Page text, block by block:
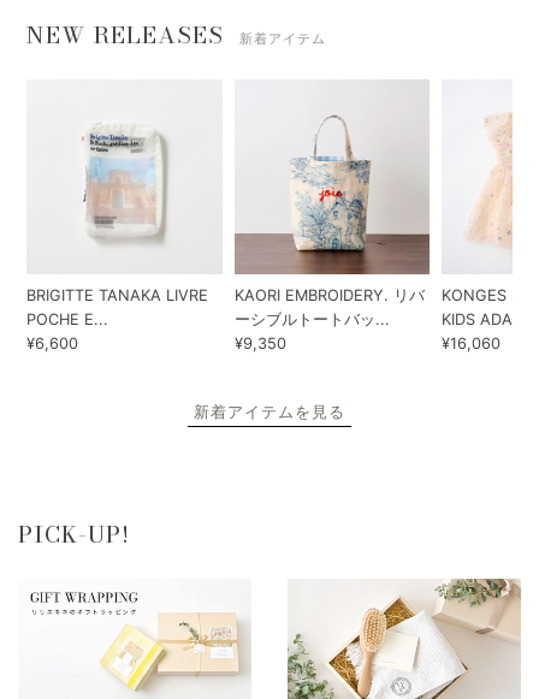
NEW RELEASES 新着アイテム
BRIGITTE TANAKA LIVRE
POCHE E...
¥6,600
KAORI EMBROIDERY. リバ
ーシブルトートバッ...
¥9,350
KONGES
KIDS ADA...
¥16,060
新着アイテムを見る
PICK-UP!